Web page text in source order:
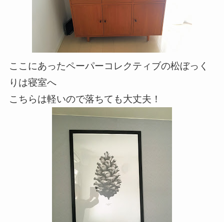
ここにあったペーパーコレクティブの松ぼっく
りは寝室へ
こちらは軽いので落ちても大丈夫！